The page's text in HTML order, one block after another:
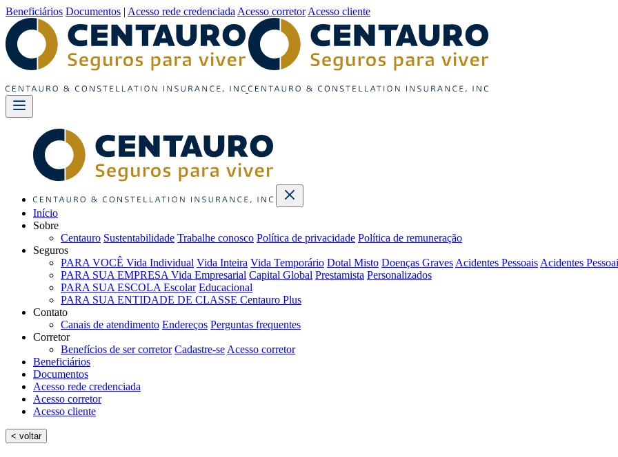
Beneficiários Documentos | Acesso rede credenciada Acesso corretor Acesso cliente
Início
Sobre
Centauro Sustentabilidade Trabalhe conosco Política de privacidade Política de remuneração
Seguros
PARA VOCÊ Vida Individual Vida Inteira Vida Temporário Dotal Misto Doenças Graves Acidentes Pessoais Acidentes
PARA SUA EMPRESA Vida Empresarial Capital Global Prestamista Personalizados
PARA SUA ESCOLA Escolar Educacional
PARA SUA ENTIDADE DE CLASSE Centauro Plus
Contato
Canais de atendimento Endereços Perguntas frequentes
Corretor
Benefícios de ser corretor Cadastre-se Acesso corretor
Beneficiários
Documentos
Acesso rede credenciada
Acesso corretor
Acesso cliente
< voltar